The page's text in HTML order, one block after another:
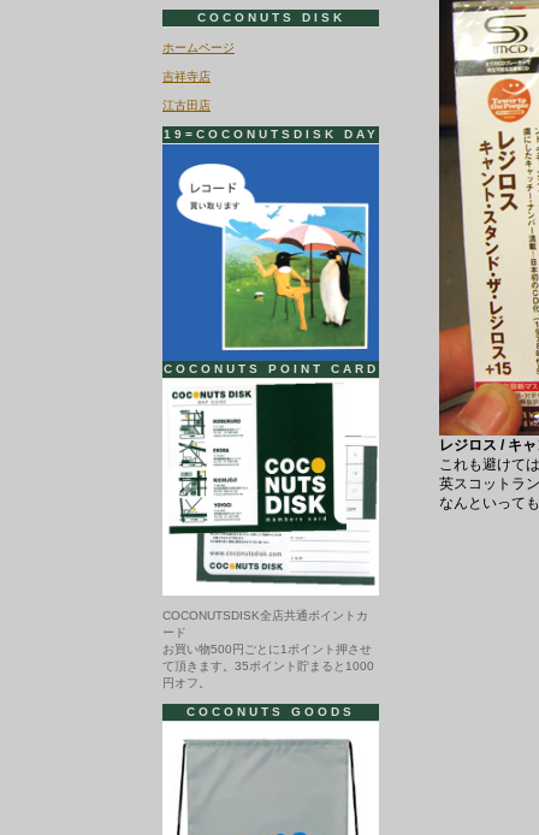
レジロス / キ
これも避けて
英スコットラ
なんといって
COCONUTS DISK
ホームページ
吉祥寺店
江古田店
19=COCONUTSDISK DAY
COCONUTS POINT CARD
COCONUTSDISK全店共通ポイントカ
ード
お買い物500円ごとに1ポイント押させ
て頂きます。35ポイント貯まると1000
円オフ。
COCONUTS GOODS